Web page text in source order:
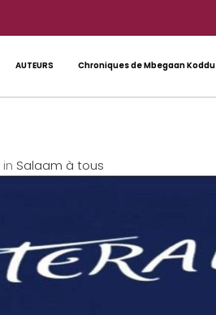
AUTEURS Chroniques de Mbegaan Koddu
in Salaam à tous